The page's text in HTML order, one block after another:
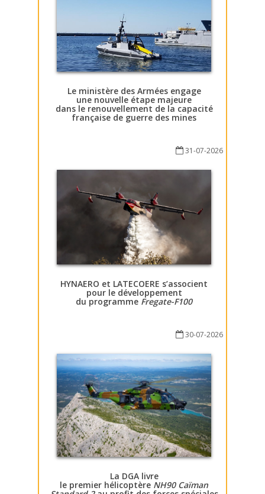
Le ministère des Armées engage
une nouvelle étape majeure
dans le renouvellement de la capacité
française de guerre des mines
31-07-2026
HYNAERO et LATECOERE s’associent
pour le développement
du programme Fregate-F100
30-07-2026
La DGA livre
le premier hélicoptère NH90 Caïman